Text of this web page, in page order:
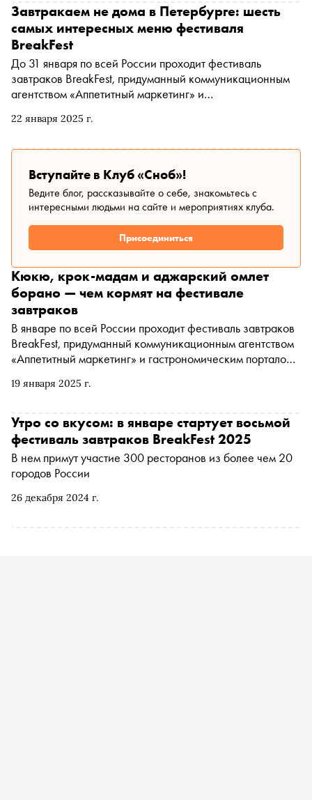
22 января 2025 г.
Завтракаем не дома в Петербурге: шесть
самых интересных меню фестиваля
BreakFest
До 31 января по всей России проходит фестиваль
завтраков BreakFest, придуманный коммуникационным
агентством «Аппетитный маркетинг» и
своих фаворитов среди ресторанов Петербурга
Вступайте в Клуб «Сноб»!
Ведите блог, рассказывайте о себе, знакомьтесь с
интересными людьми на сайте и мероприятиях клуба.
Присоединиться
19 января 2025 г.
Кюкю, крок-мадам и аджарский омлет
борано — чем кормят на фестивале
завтраков
В январе по всей России проходит фестиваль завтраков
BreakFest, придуманный коммуникационным агентством
«Аппетитный маркетинг» и гастрономическим порталом
идеи
26 декабря 2024 г.
Утро со вкусом: в январе стартует восьмой
фестиваль завтраков BreakFest 2025
В нем примут участие 300 ресторанов из более чем 20
городов России